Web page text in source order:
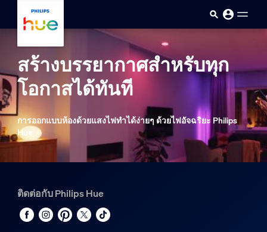
สร้างบรรยากาศสำหรับทุก
โอกาสได้ทันที
การออกแบบห้องด้วยแสงไฟทำได้ง่ายๆ ด้วยไฟอัจฉริยะ Philips
Hue
ติดต่อกับ Philips Hue